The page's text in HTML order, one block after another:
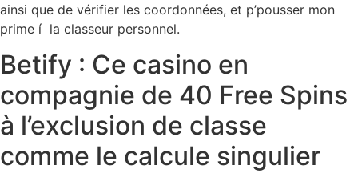
ainsi que de vérifier les coordonnées, et p’pousser mon
prime í la classeur personnel.
Betify : Ce casino en
compagnie de 40 Free Spins
à l’exclusion de classe
comme le calcule singulier